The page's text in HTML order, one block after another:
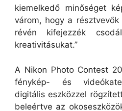
kiemelkedő minőséget
várom, hogy a
révén kifejezzék
kreativitásukat.”
A Nikon Photo Contest
fénykép- és
digitális eszközzel
beleértve az